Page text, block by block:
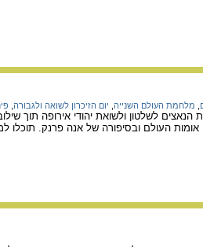
מלחמת העולם השנייה יום הזיכרון לשואה ולגבורה
לשלטון ולשואת יהודי אירופה תוך שילוב
העולם ובסיפורה של אנה פרנק. תוכלו